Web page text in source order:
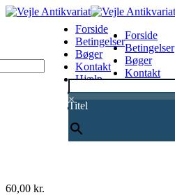
×
Titel
Forside
Betingelser
Bøger
Kontakt
Hjælp
0
Forside
Betingelser
Bøger
Kontakt
60,00 kr.